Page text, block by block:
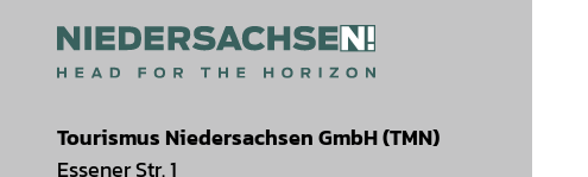
Tourismus Niedersachsen GmbH (TMN)
Essener Str. 1